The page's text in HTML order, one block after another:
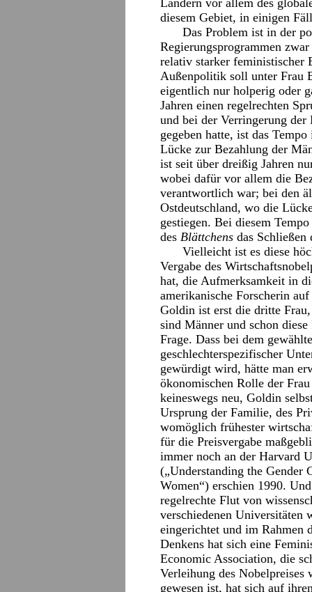
Ländern vor allem des
diesem Gebiet, in einigen
Das Problem ist in der
Regierungsprogrammen
relativ starker feministischer
Außenpolitik soll unter Frau
eigentlich nur holperig oder
Jahren einen regelrechten
und bei der Verringerung
gegeben hatte, ist das
Lücke zur Bezahlung der
ist seit über dreißig Jahren
wobei dafür vor allem die
verantwortlich war; bei den
Ostdeutschland, wo die
gestiegen. Bei diesem
des Blättchens das
Vielleicht ist es diese
Vergabe des
hat, die Aufmerksamkeit in
amerikanische Forscherin
Goldin ist erst die dritte
sind Männer und schon
Frage. Dass bei dem
geschlechterspezifischer
gewürdigt wird, hätte man
ökonomischen Rolle der
keineswegs neu, Goldin
Ursprung der Familie, des
womöglich frühester
für die Preisvergabe
immer noch an der Harvard
(„Understanding the
Women“) erschien 1990.
regelrechte Flut von
verschiedenen Universitäten
eingerichtet und im Rahmen
Denkens hat sich eine
Economic Association, die
Verleihung des Nobelpreises
gewesen ist, hat sich auf